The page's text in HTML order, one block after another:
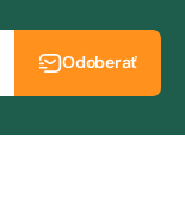
Odoberať